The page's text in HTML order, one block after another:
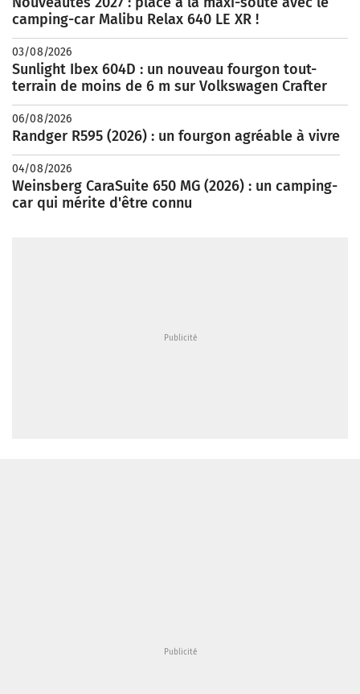
camping-car Malibu Relax 640 LE XR !
03/08/2026
Sunlight Ibex 604D : un nouveau fourgon tout-
terrain de moins de 6 m sur Volkswagen Crafter
06/08/2026
Randger R595 (2026) : un fourgon agréable à vivre
04/08/2026
Weinsberg CaraSuite 650 MG (2026) : un camping-
car qui mérite d'être connu